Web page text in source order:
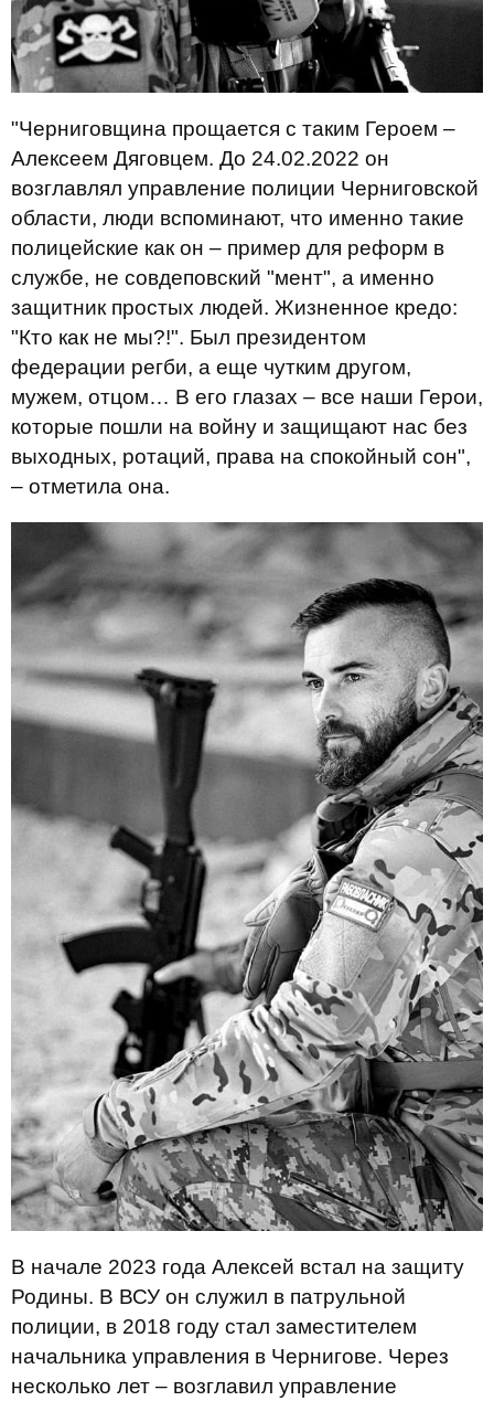
"Черниговщина прощается с таким Героем –
Алексеем Дяговцем. До 24.02.2022 он
возглавлял управление полиции Черниговской
области, люди вспоминают, что именно такие
полицейские как он – пример для реформ в
службе, не совдеповский "мент", а именно
защитник простых людей. Жизненное кредо:
"Кто как не мы?!". Был президентом
федерации регби, а еще чутким другом,
мужем, отцом… В его глазах – все наши Герои,
которые пошли на войну и защищают нас без
выходных, ротаций, права на спокойный сон",
– отметила она.
В начале 2023 года Алексей встал на защиту
Родины. В ВСУ он служил в патрульной
полиции, в 2018 году стал заместителем
начальника управления в Чернигове. Через
несколько лет – возглавил управление